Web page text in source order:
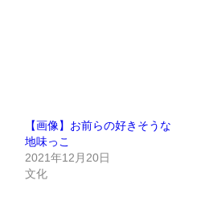
【画像】お前らの好きそうな
地味っこ
2021年12月20日
文化